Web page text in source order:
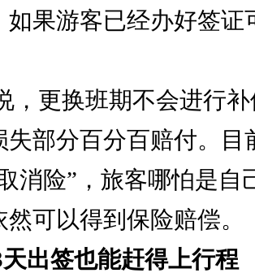
如果游客已经办好签证
，更换班期不会进行
失部分百分百赔付。目
消险”，旅客哪怕是自
可以得到保险赔偿。
出签也能赶得上行程